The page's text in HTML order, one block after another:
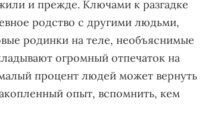
и прежде. Ключами к разгадке
родство с другими людьми,
родинки на теле, необъяснимые
огромный отпечаток на
процент людей может вернуть
опыт, вспомнить, кем